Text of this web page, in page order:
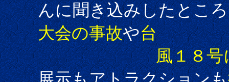
んに聞き込みしたとこ
大会の事故や台
風１８号